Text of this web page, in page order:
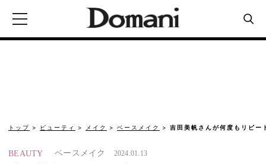
トップ ビューティ メイク ベースメイク 吉田美帆さんが何度もリピ
BEAUTY ベースメイク 2024.01.13